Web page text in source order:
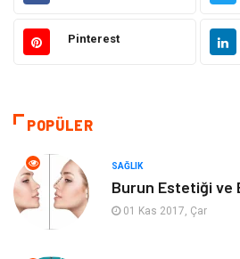
Makine
Hukuk
Eğitim & Kariyer
Yapı İnşaat
Turizm
Pinterest
POPÜLER
SAĞLIK
Burun Estetiği ve
01 Kas 2017, Çar